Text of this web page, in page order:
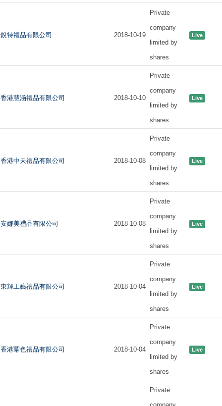
銳特禮品有限公司 2018-10-19
Private
company
limited by
shares
Live
香港慧涵禮品有限公司 2018-10-10
Private
company
limited by
shares
Live
香港中天禮品有限公司 2018-10-08
Private
company
limited by
shares
Live
安娜美禮品有限公司 2018-10-08
Private
company
limited by
shares
Live
東輝工藝禮品有限公司 2018-10-04
Private
company
limited by
shares
Live
香港冪色禮品有限公司 2018-10-04
Private
company
limited by
shares
Live
Private